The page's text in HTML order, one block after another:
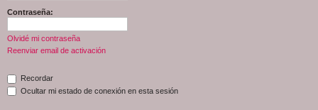
Contraseña:
Olvidé mi contraseña
Reenviar email de activación
Recordar
Ocultar mi estado de conexión en esta sesión